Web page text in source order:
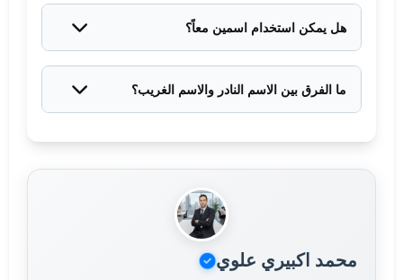
ويعجبك، هذا الأهم. مع الوقت، سيعتاد الناس على الاسم.
هل يمكن استخدام اسمين معاً؟
الهدى" أو "سما رحمة"، لكن تأكد من تناسق الاسمين.
ما الفرق بين الاسم النادر والاسم الغريب؟
الاستخدام. الاسم الغريب قد يكون غير مألوف أو معناه
غير واضح أو غير مقبول اجتماعياً.​
محمد اكبيري علوي